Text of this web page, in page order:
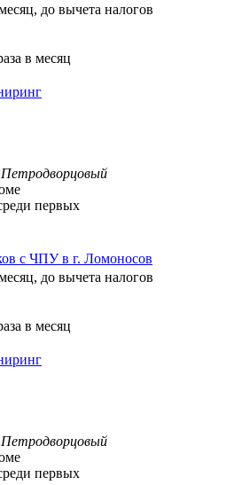
до вычета налогов
в месяц
первых
с ЧПУ в г. Ломоносов
до вычета налогов
в месяц
первых